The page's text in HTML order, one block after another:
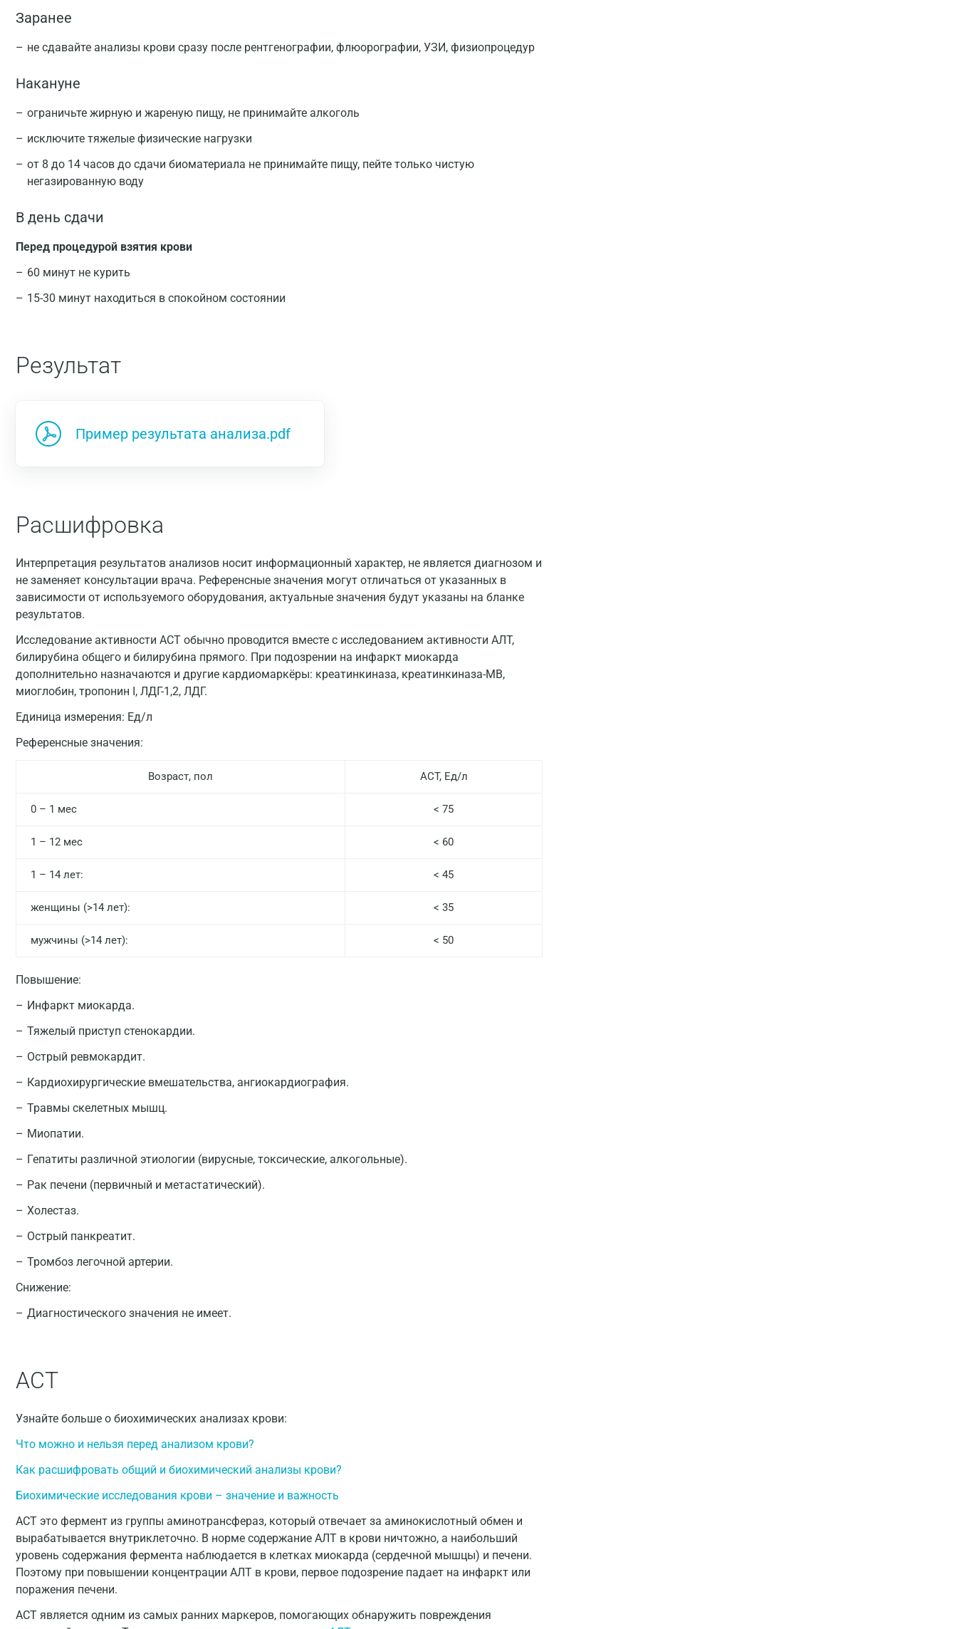
Заранее
не сдавайте анализы крови сразу после рентгенографии, флюорографии, УЗИ, физиопроцедур
Накануне
ограничьте жирную и жареную пищу, не принимайте алкоголь
исключите тяжелые физические нагрузки
от 8 до 14 часов до сдачи биоматериала не принимайте пищу, пейте только чистую
негазированную воду
В день сдачи
Перед процедурой взятия крови
60 минут не курить
15-30 минут находиться в спокойном состоянии
Результат
Пример результата анализа.pdf
Расшифровка
Интерпретация результатов анализов носит информационный характер, не является диагнозом и
не заменяет консультации врача. Референсные значения могут отличаться от указанных в
зависимости от используемого оборудования, актуальные значения будут указаны на бланке
результатов.
Исследование активности АСТ обычно проводится вместе с исследованием активности АЛТ,
билирубина общего и билирубина прямого. При подозрении на инфаркт миокарда
дополнительно назначаются и другие кардиомаркёры: креатинкиназа, креатинкиназа-MB,
миоглобин, тропонин I, ЛДГ-1,2, ЛДГ.
Единица измерения: Ед/л
Референсные значения:
Возраст, пол АСТ, Ед/л
0 – 1 мес < 75
1 – 12 мес < 60
1 – 14 лет: < 45
женщины (>14 лет): < 35
мужчины (>14 лет): < 50
Повышение:
Инфаркт миокарда.
Тяжелый приступ стенокардии.
Острый ревмокардит.
Кардиохирургические вмешательства, ангиокардиография.
Травмы скелетных мышц.
Миопатии.
Гепатиты различной этиологии (вирусные, токсические, алкогольные).
Рак печени (первичный и метастатический).
Холестаз.
Острый панкреатит.
Тромбоз легочной артерии.
Снижение:
Диагностического значения не имеет.
АСТ
Узнайте больше о биохимических анализах крови:
Что можно и нельзя перед анализом крови?
Как расшифровать общий и биохимический анализы крови?
Биохимические исследования крови – значение и важность
АСТ это фермент из группы аминотрансфераз, который отвечает за аминокислотный обмен и
вырабатывается внутриклеточно. В норме содержание АЛТ в крови ничтожно, а наибольший
уровень содержания фермента наблюдается в клетках миокарда (сердечной мышцы) и печени.
Поэтому при повышении концентрации АЛТ в крови, первое подозрение падает на инфаркт или
поражения печени.
АСТ является одним из самых ранних маркеров, помогающих обнаружить повреждения
Санкт-Петербург
Нижний Новгород
Ижевск
Истра
Калининград